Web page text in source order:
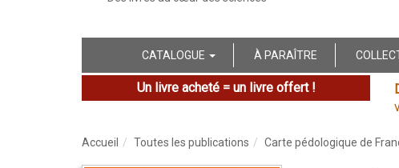
CATALOGUE À PARAÎTRE
Un livre acheté = un livre offert !
Accueil Toutes les publications Carte pédologique de